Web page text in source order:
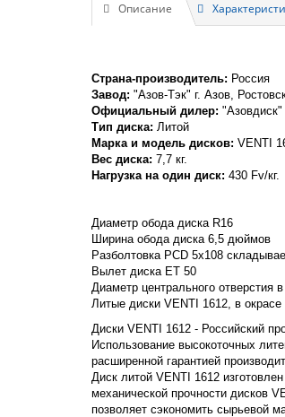
Описание
Страна-производитель: Россия
Завод: "Азов-Тэк" г. Азов,
Официальный дилер: "Азовдиск"
Тип диска: Литой
Марка и модель дисков: VENTI
Вес диска: 7,7 кг.
Нагрузка на один диск: 430 Fv/кг.
Диаметр обода диска R16
Ширина обода диска 6,5 дюймов
Разболтовка PCD 5x108
Вылет диска ET 50
Диаметр центрального отверстия
Литые диски VENTI 1612, в окрасе
Диски VENTI 1612 - Российский
Использование высокоточных
расширенной гарантией
Диск литой VENTI 1612
механической прочности дисков
позволяет сэкономить сырьевой